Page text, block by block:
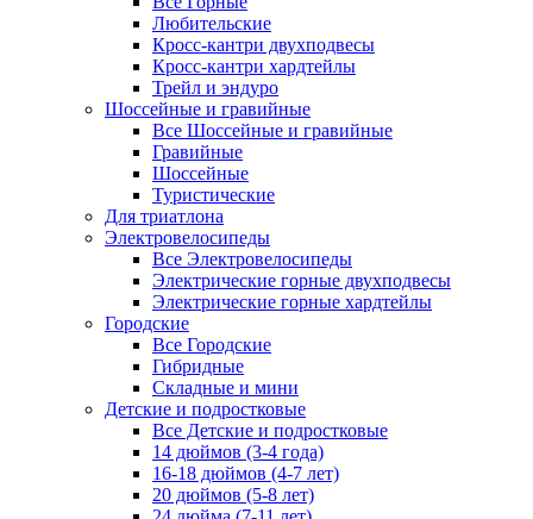
Любительские
Кросс-кантри двухподвесы
Кросс-кантри хардтейлы
Трейл и эндуро
Шоссейные и гравийные
Все Шоссейные и гравийные
Гравийные
Шоссейные
Туристические
Для триатлона
Электровелосипеды
Все Электровелосипеды
Электрические горные двухподвесы
Электрические горные хардтейлы
Городские
Все Городские
Гибридные
Складные и мини
Детские и подростковые
Все Детские и подростковые
14 дюймов (3-4 года)
16-18 дюймов (4-7 лет)
20 дюймов (5-8 лет)